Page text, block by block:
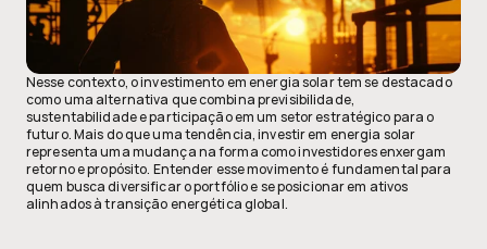
Nesse contexto, o investimento em energia solar tem se destacado
como uma alternativa que combina previsibilidade,
sustentabilidade e participação em um setor estratégico para o
futuro. Mais do que uma tendência, investir em energia solar
representa uma mudança na forma como investidores enxergam
retorno e propósito. Entender esse movimento é fundamental para
quem busca diversificar o portfólio e se posicionar em ativos
alinhados à transição energética global.